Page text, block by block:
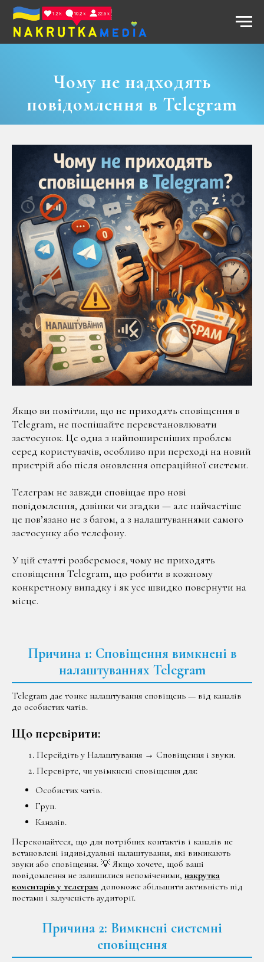
Чому не надходять
повідомлення в Telegram
Якщо ви помітили, що не приходять сповіщення в
Telegram, не поспішайте перевстановлювати
застосунок. Це одна з найпоширеніших проблем
серед користувачів, особливо при переході на новий
пристрій або після оновлення операційної системи.
Телеграм не завжди сповіщає про нові
повідомлення, дзвінки чи згадки — але найчастіше
це пов’язано не з багом, а з налаштуваннями самого
застосунку або телефону.
У цій статті розберемося, чому не приходять
сповіщення Telegram, що робити в кожному
конкретному випадку і як усе швидко повернути на
місце.
Причина 1: Сповіщення вимкнені в
налаштуваннях Telegram
Telegram дає тонке налаштування сповіщень — від каналів
до особистих чатів.
Що перевірити:
Перейдіть у Налаштування → Сповіщення і звуки.
Перевірте, чи увімкнені сповіщення для:
Особистих чатів.
Груп.
Каналів.
Переконайтеся, що для потрібних контактів і каналів не
встановлені індивідуальні налаштування, які вимикають
звуки або сповіщення. 💡 Якщо хочете, щоб ваші
повідомлення не залишилися непоміченими, накрутка
коментарів у телеграм допоможе збільшити активність під
постами і залученість аудиторії.
Причина 2: Вимкнені системні
сповіщення